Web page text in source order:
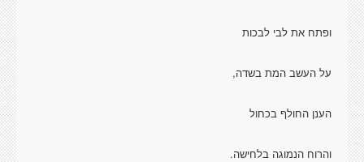
ופתח את לבי לבכות
על העשב המת בשדה,
הענן החולף בכחול
והרוח הנמוגה בלחישה.